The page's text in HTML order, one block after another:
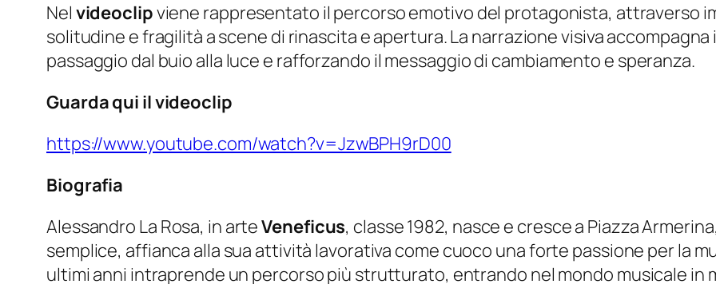
Nel videoclipviene rappresentato il percorso emotivo del protagonista, attraverso
solitudine e fragilità a scene di rinascita e apertura. La narrazione visiva
passaggio dal buio alla luce e rafforzando il messaggio di cambiamento e speranza.
Guarda qui il videoclip
https://www.youtube.com/watch?v=JzwBPH9rD00
Biografia
Alessandro La Rosa, in arteVeneficus, classe 1982, nasce e cresce a Piazza
semplice, affianca alla sua attività lavorativa come cuoco una forte passione per la
ultimi anni intraprende un percorso più strutturato, entrando nel mondo musicale in